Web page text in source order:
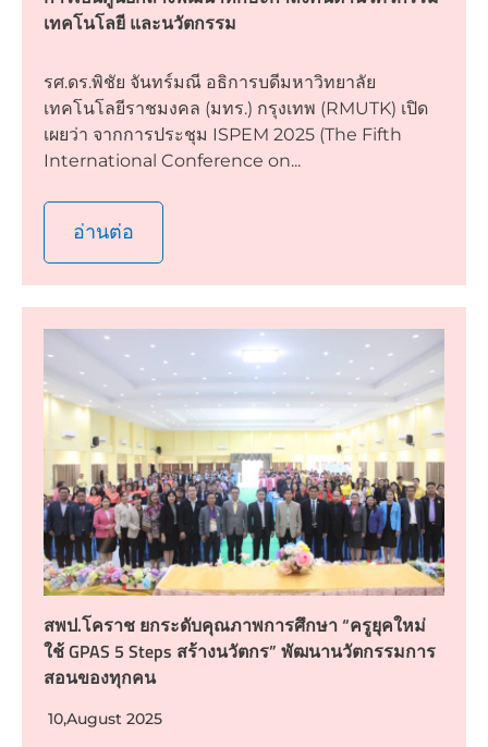
เทคโนโลยี และนวัตกรรม
รศ.ดร.พิชัย จันทร์มณี อธิการบดีมหาวิทยาลัย
เทคโนโลยีราชมงคล (มทร.) กรุงเทพ (RMUTK) เปิด
เผยว่า จากการประชุม ISPEM 2025 (The Fifth
International Conference on...
อ่านต่อ
สพป.โคราช ยกระดับคุณภาพการศึกษา “ครูยุคใหม่
ใช้ GPAS 5 Steps สร้างนวัตกร” พัฒนานวัตกรรมการ
สอนของทุกคน
10,August 2025